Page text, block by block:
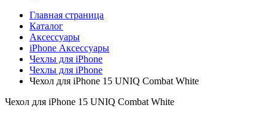
Главная страница
Каталог
Аксессуары
iPhone Аксессуары
Чехлы для iPhone
Чехлы для iPhone
Чехол для iPhone 15 UNIQ Combat White
Чехол для iPhone 15 UNIQ Combat White